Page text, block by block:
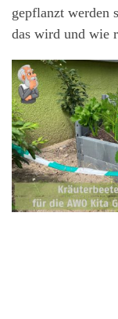
gepflanzt werden
das wird und wie